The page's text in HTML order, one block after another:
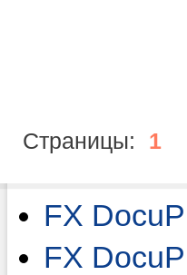
Страницы: 1
FX
FX